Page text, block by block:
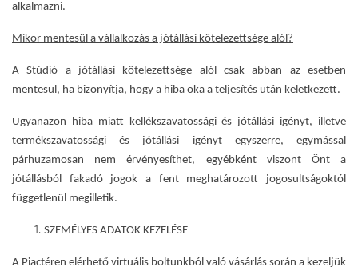
alkalmazni.
Mikor mentesül a vállalkozás a jótállási kötelezettsége alól?
A Stúdió a jótállási kötelezettsége alól csak abban az esetben
mentesül, ha bizonyítja, hogy a hiba oka a teljesítés után keletkezett.
Ugyanazon hiba miatt kellékszavatossági és jótállási igényt, illetve
termékszavatossági és jótállási igényt egyszerre, egymással
párhuzamosan nem érvényesíthet, egyébként viszont Önt a
jótállásból fakadó jogok a fent meghatározott jogosultságoktól
függetlenül megilletik.
SZEMÉLYES ADATOK KEZELÉSE
A Piactéren elérhető virtuális boltunkból való vásárlás során a kezeljük